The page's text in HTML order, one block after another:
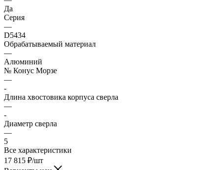
Да
Серия
—
D5434
Обрабатываемый материал
—
Алюминий
№ Конус Морзе
—
-
Длина хвостовика корпуса сверла
—
-
Диаметр сверла
—
5
Все характеристики
17 815 ₽/шт